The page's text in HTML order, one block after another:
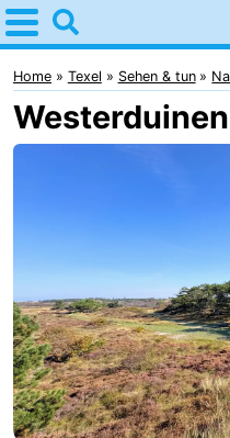
Home
Texel
Tipps
Den
Burg
-
Den
Hoorn
-
De
-
Home Texel Sehen & tun